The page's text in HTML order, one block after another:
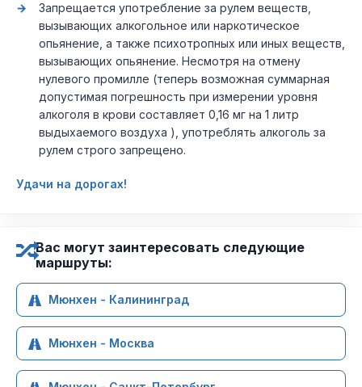
Запрещается употребление за рулем веществ,
вызывающих алкогольное или наркотическое
опьянение, а также психотропных или иных веществ,
вызывающих опьянение. Несмотря на отмену
нулевого промилле (теперь возможная суммарная
допустимая погрешность при измерении уровня
алкоголя в крови составляет 0,16 мг на 1 литр
выдыхаемого воздуха ), употреблять алкоголь за
рулем строго запрещено.
Удачи на дорогах!
Вас могут заинтересовать следующие
маршруты:
Мюнхен - Калининград
Мюнхен - Москва